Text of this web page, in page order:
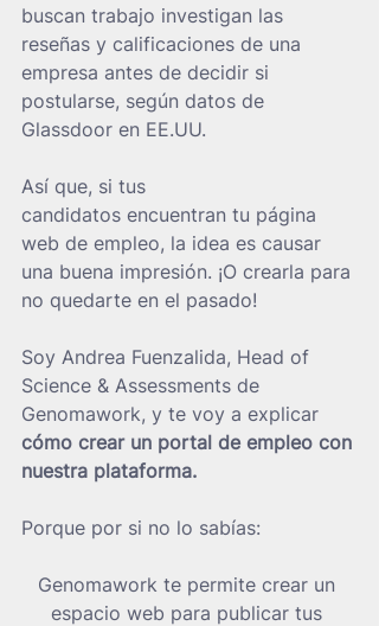
buscan trabajo investigan las
reseñas y calificaciones de una
empresa antes de decidir si
postularse, según datos de
Glassdoor en EE.UU.
Así que, si tus
candidatos encuentran tu página
web de empleo, la idea es causar
una buena impresión. ¡O crearla para
no quedarte en el pasado!
Soy Andrea Fuenzalida, Head of
Science & Assessments de
Genomawork, y te voy a explicar
cómo crear un portal de empleo con
nuestra plataforma.
Porque por si no lo sabías:
Genomawork te permite crear un
espacio web para publicar tus